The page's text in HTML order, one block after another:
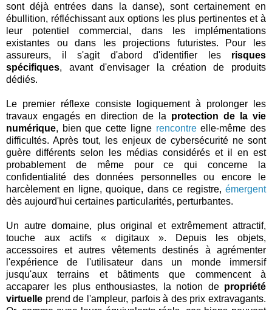
sont déjà entrées dans la danse), sont certainement en
ébullition, réfléchissant aux options les plus pertinentes et à
leur potentiel commercial, dans les implémentations
existantes ou dans les projections futuristes. Pour les
assureurs, il s'agit d'abord d'identifier les risques
spécifiques, avant d'envisager la création de produits
dédiés.
Le premier réflexe consiste logiquement à prolonger les
travaux engagés en direction de la protection de la vie
numérique, bien que cette ligne rencontreelle-même des
difficultés. Après tout, les enjeux de cybersécurité ne sont
guère différents selon les médias considérés et il en est
probablement de même pour ce qui concerne la
confidentialité des données personnelles ou encore le
harcèlement en ligne, quoique, dans ce registre, émergent
dès aujourd'hui certaines particularités, perturbantes.
Un autre domaine, plus original et extrêmement attractif,
touche aux actifs « digitaux ». Depuis les objets,
accessoires et autres vêtements destinés à agrémenter
l'expérience de l'utilisateur dans un monde immersif
jusqu'aux terrains et bâtiments que commencent à
accaparer les plus enthousiastes, la notion de propriété
virtuelle prend de l'ampleur, parfois à des prix extravagants.